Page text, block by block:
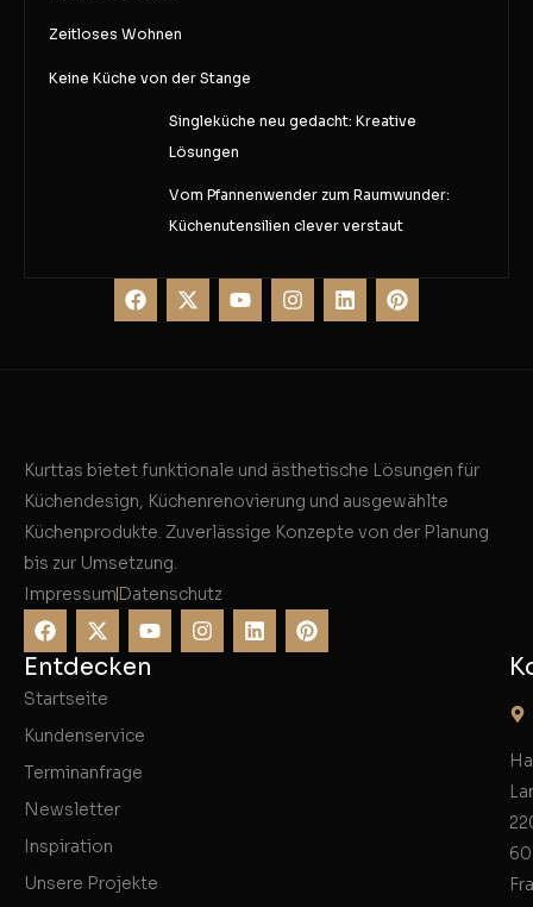
Zeitloses Wohnen
Keine Küche von der Stange
Singleküche neu gedacht: Kreative
Lösungen
Vom Pfannenwender zum Raumwunder:
Küchenutensilien clever verstaut
Kurttas bietet funktionale und ästhetische Lösungen für
Küchendesign, Küchenrenovierung und ausgewählte
Küchenprodukte. Zuverlässige Konzepte von der Planung
bis zur Umsetzung.
Impressum Datenschutz
Entdecken
Startseite
Kundenservice
Terminanfrage
Newsletter
Inspiration
Unsere Projekte